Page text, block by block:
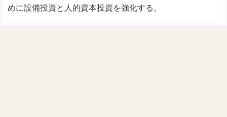
めに設備投資と人的資本投資を強化する。